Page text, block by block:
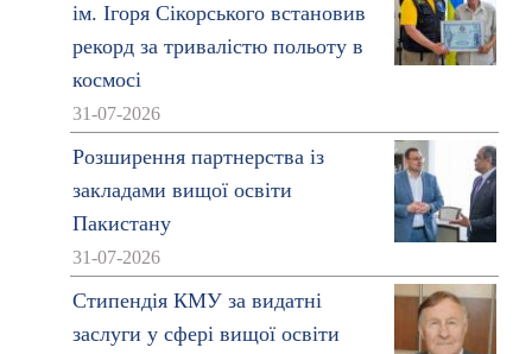
ім. Ігоря Сікорського встановив
рекорд за тривалістю польоту в
космосі
31-07-2026
Розширення партнерства із
закладами вищої освіти
Пакистану
31-07-2026
Стипендія КМУ за видатні
заслуги у сфері вищої освіти